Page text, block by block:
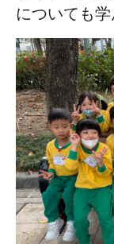
についても学